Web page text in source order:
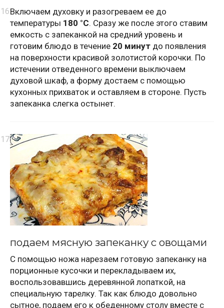
Включаем духовку и разогреваем ее до
температуры 180 °С. Сразу же после этого ставим
емкость с запеканкой на средний уровень и
готовим блюдо в течение 20 минут до появления
на поверхности красивой золотистой корочки. По
истечении отведенного времени выключаем
духовой шкаф, а форму достаем с помощью
кухонных прихваток и оставляем в стороне. Пусть
запеканка слегка остынет.
подаем мясную запеканку с овощами
С помощью ножа нарезаем готовую запеканку на
порционные кусочки и перекладываем их,
воспользовавшись деревянной лопаткой, на
специальную тарелку. Так как блюдо довольно
сытное, подаем его к обеденному столу вместе с